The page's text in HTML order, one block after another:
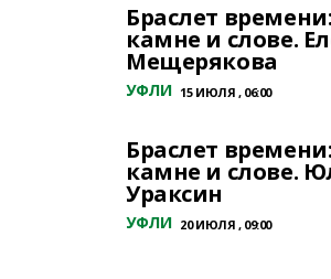
Браслет
камне и слове.
Мещерякова
УФЛИ 15 ИЮЛЯ , 06:00
Браслет
камне и слове.
Ураксин
УФЛИ 20 ИЮЛЯ , 09:00